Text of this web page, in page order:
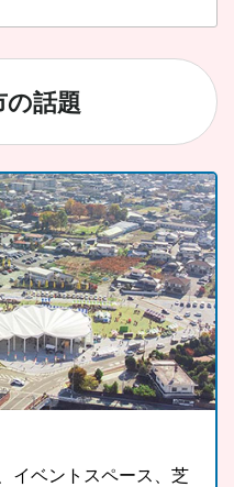
の話題
イベントスペース、芝
河口湖や山中湖、世界
ーほー」
うとう」をもっと気軽